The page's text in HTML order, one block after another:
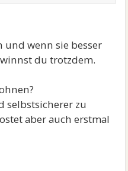
wenn sie besser
du trotzdem.
selbstsicherer zu
aber auch erstmal